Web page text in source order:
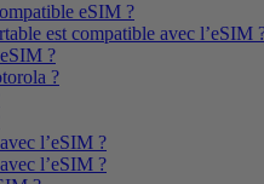
eSIM ?
est compatible avec l’eSIM
?
?
l’eSIM ?
l’eSIM ?